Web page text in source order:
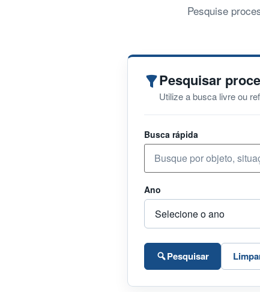
Pesquise
Pesquisar
Utilize a busca livre ou
Busca rápida
Ano
Pesquisar